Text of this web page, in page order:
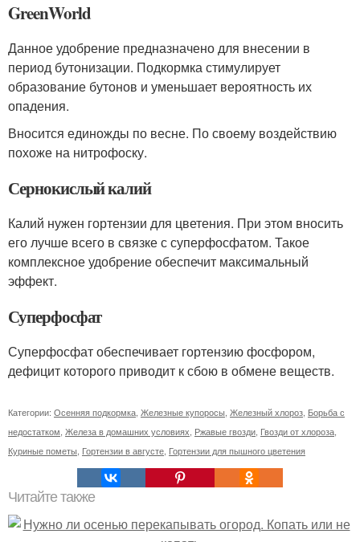
GreenWorld
Данное удобрение предназначено для внесении в
период бутонизации. Подкормка стимулирует
образование бутонов и уменьшает вероятность их
опадения.
Вносится единожды по весне. По своему воздействию
похоже на нитрофоску.
Сернокислый калий
Калий нужен гортензии для цветения. При этом вносить
его лучше всего в связке с суперфосфатом. Такое
комплексное удобрение обеспечит максимальный
эффект.
Суперфосфат
Суперфосфат обеспечивает гортензию фосфором,
дефицит которого приводит к сбою в обмене веществ.
Категории: Осенняя подкормка Железные купоросы Железный хлороз Борьба с
недостатком Железа в домашних условиях Ржавые гвозди Гвозди от хлороза
Куриные пометы Гортензии в августе Гортензии для пышного цветения
Читайте также